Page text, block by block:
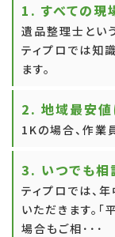
1. すべての現
遺品整理士とい
ティプロでは知
ます。
2. 地域最安値
1Kの場合、作業
3. いつでも相
ティプロでは、
いただきます。
場合もご相･･･